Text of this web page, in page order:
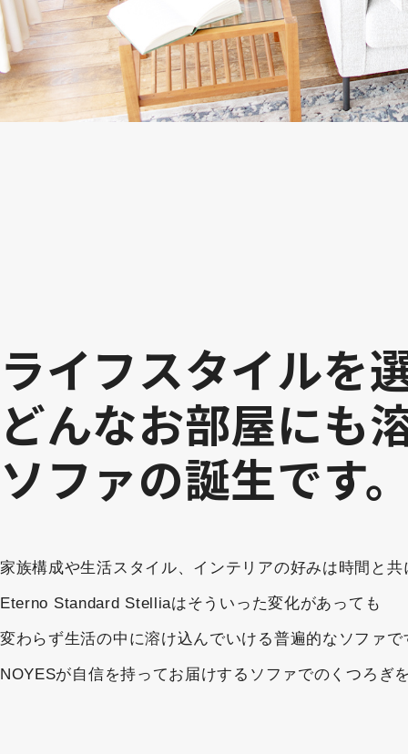
ライフスタイルを
どんなお部屋にも
ソファの誕生です
家族構成や生活スタイル、インテリアの好みは時間と
Eterno Standard Stelliaはそういった変化があっても
変わらず生活の中に溶け込んでいける普遍的なソファで
NOYESが自信を持ってお届けするソファでのくつろぎ